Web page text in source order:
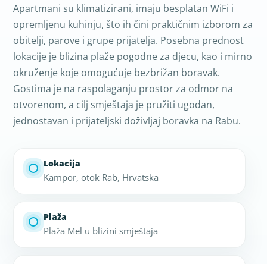
Apartmani su klimatizirani, imaju besplatan WiFi i
opremljenu kuhinju, što ih čini praktičnim izborom za
obitelji, parove i grupe prijatelja. Posebna prednost
lokacije je blizina plaže pogodne za djecu, kao i mirno
okruženje koje omogućuje bezbrižan boravak.
Gostima je na raspolaganju prostor za odmor na
otvorenom, a cilj smještaja je pružiti ugodan,
jednostavan i prijateljski doživljaj boravka na Rabu.
Lokacija
Kampor, otok Rab, Hrvatska
Plaža
Plaža Mel u blizini smještaja